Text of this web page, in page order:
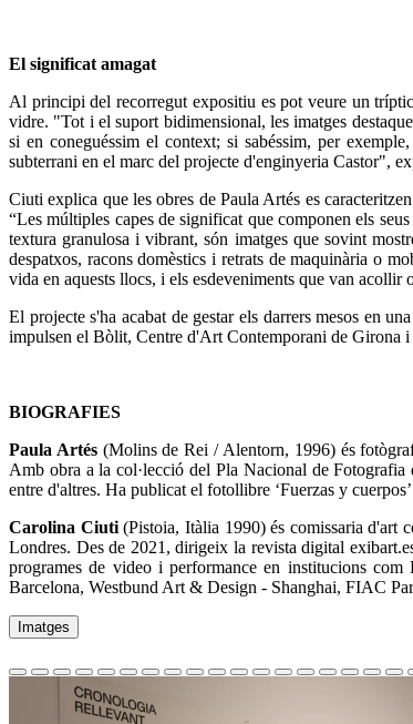
El significat amagat
Al principi del recorregut expositiu es pot veure un
vidre. "Tot i el suport bidimensional, les imatges
si en coneguéssim el context; si sabéssim, per
subterrani en el marc del projecte d'enginyeria Castor",
Ciuti explica que les obres de Paula Artés es
“Les múltiples capes de significat que componen els
textura granulosa i vibrant, són imatges que sovint
despatxos, racons domèstics i retrats de maquinària o
vida en aquests llocs, i els esdeveniments que van
El projecte s'ha acabat de gestar els darrers mesos en
impulsen el Bòlit, Centre d'Art Contemporani de Girona i
BIOGRAFIES
Paula Artés (Molins de Rei / Alentorn, 1996) és
Amb obra a la col·lecció del Pla Nacional de
entre d'altres. Ha publicat el fotollibre ‘Fuerzas y
Carolina Ciuti(Pistoia, Itàlia 1990) és comissaria d'art
Londres. Des de 2021, dirigeix la revista digital
programes de video i performance en institucions
Barcelona, Westbund Art & Design - Shanghai, FIAC
Imatges